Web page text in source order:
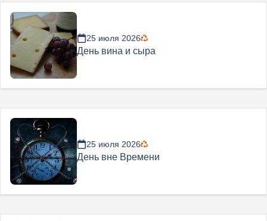
25 июля 2026
День вина и сыра
25 июля 2026
День вне Времени